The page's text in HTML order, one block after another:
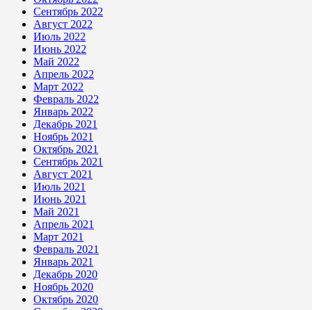
Сентябрь 2022
Август 2022
Июль 2022
Июнь 2022
Май 2022
Апрель 2022
Март 2022
Февраль 2022
Январь 2022
Декабрь 2021
Ноябрь 2021
Октябрь 2021
Сентябрь 2021
Август 2021
Июль 2021
Июнь 2021
Май 2021
Апрель 2021
Март 2021
Февраль 2021
Январь 2021
Декабрь 2020
Ноябрь 2020
Октябрь 2020